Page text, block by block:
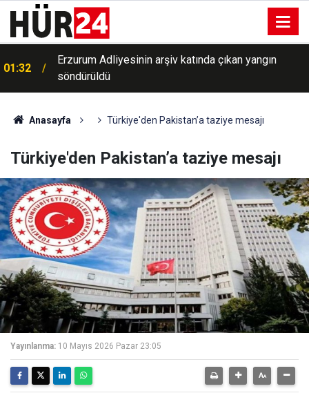
01:32
Erzurum Adliyesinin arşiv katında çıkan yangın
söndürüldü
Anasayfa Türkiye'den Pakistan’a taziye mesajı
Türkiye'den Pakistan’a taziye mesajı
Yayınlanma: 10 Mayıs 2026 Pazar 23:05